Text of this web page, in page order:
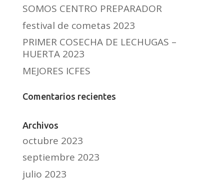
SOMOS CENTRO PREPARADOR
festival de cometas 2023
PRIMER COSECHA DE LECHUGAS –
HUERTA 2023
MEJORES ICFES
Comentarios recientes
Archivos
octubre 2023
septiembre 2023
julio 2023